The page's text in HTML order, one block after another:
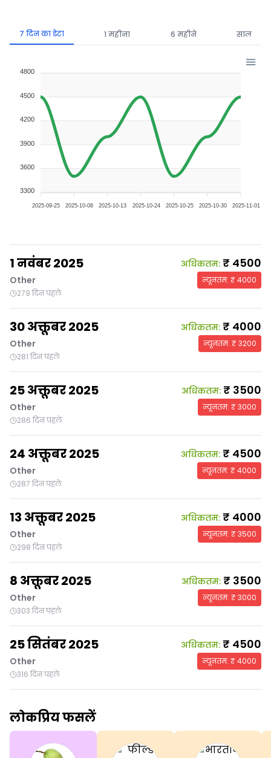
7 दिन का डेटा 1 महीना 6 महीने साल
4800
4500
4200
3900
3600
3300
2025-09-25 2025-10-08 2025-10-13 2025-10-24 2025-10-25 2025-10-30 2025-11-01
1 नवंबर 2025
Other
279 दिन पहले
अधिकतम: ₹ 4500
न्यूनतम: ₹4000
30 अक्तूबर 2025
Other
281 दिन पहले
अधिकतम: ₹ 4000
न्यूनतम: ₹3200
25 अक्तूबर 2025
Other
286 दिन पहले
अधिकतम: ₹ 3500
न्यूनतम: ₹3000
24 अक्तूबर 2025
Other
287 दिन पहले
अधिकतम: ₹ 4500
न्यूनतम: ₹4000
13 अक्तूबर 2025
Other
298 दिन पहले
अधिकतम: ₹ 4000
न्यूनतम: ₹3500
8 अक्तूबर 2025
Other
303 दिन पहले
अधिकतम: ₹ 3500
न्यूनतम: ₹3000
25 सितंबर 2025
Other
316 दिन पहले
अधिकतम: ₹ 4500
न्यूनतम: ₹4000
लोकप्रिय फसलें